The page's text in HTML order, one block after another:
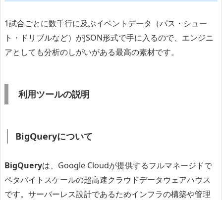
1試合ごとに数千行に及ぶイベントデータ（パス・シュー
ト・ドリブルなど）がJSON形式で手に入るので、エンジニ
アとしても分析のしがいがある最高の素材です。
利用ツールの説明
BigQueryについて
BigQueryは、Google Cloudが提供するフルマネージドで
ペタバイトスケールの超高速クラウドデータウェアハウス
です。サーバーレス設計であるためインフラの構築や管理